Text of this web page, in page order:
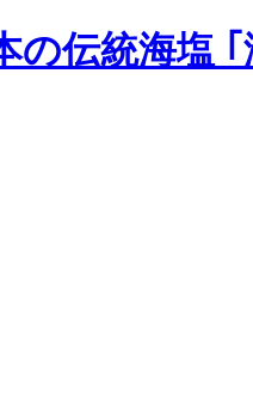
伝統海塩